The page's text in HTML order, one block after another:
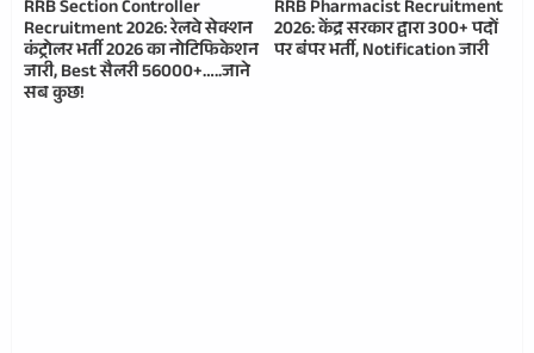
RRB Section Controller
Recruitment 2026: रेलवे सेक्शन
कंट्रोलर भर्ती 2026 का नोटिफिकेशन
जारी, Best सैलरी 56000+…..जाने
सब कुछ!
RRB Pharmacist Recruitment
2026: केंद्र सरकार द्वारा 300+ पदों
पर बंपर भर्ती, Notification जारी